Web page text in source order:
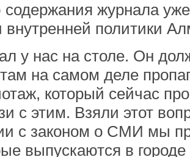
журнала
внутренней политики
у нас на столе. Он
там на самом деле
который сейчас
с этим. Взяли этот
с законом о СМИ мы
выпускаются в